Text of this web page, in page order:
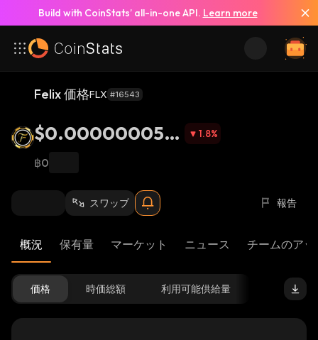
Build with CoinStats’ all-in-one API. Learn more
Felix 価格FLX #16543
$0.000000050
27
1.8%
฿0
スワップ 報告
概況 保有量 マーケット ニュース チームのア
価格 時価総額 利用可能供給量